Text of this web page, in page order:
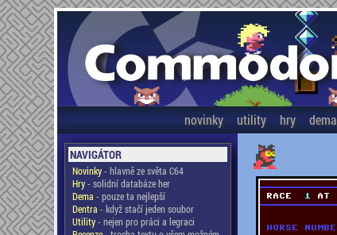
novinky utility hry dema
NAVIGÁTOR
Novinky- hlavně ze světa C64
Hry- solidní databáze her
Dema - pouze ta nejlepší
Dentra - když stačí jeden soubor
Utility- nejen pro práci a legraci